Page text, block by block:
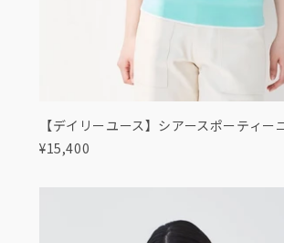
【デイリーユース】シアースポーティー
¥15,400